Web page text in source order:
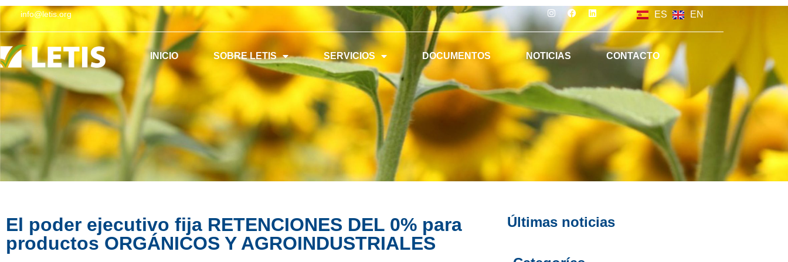
info@letis.org ES EN
INICIO SOBRE LETIS SERVICIOS DOCUMENTOS NOTICIAS CONTACTO
ES EN
El poder ejecutivo fija RETENCIONES DEL 0% para
productos ORGÁNICOS Y AGROINDUSTRIALES
Últimas noticias